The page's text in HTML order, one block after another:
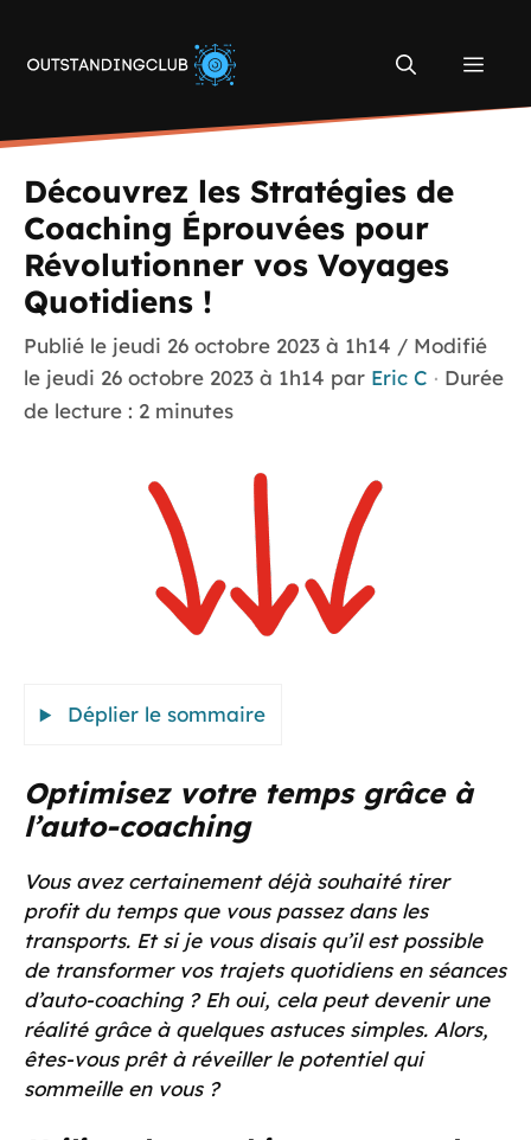
contenu
Découvrez les Stratégies de
Coaching Éprouvées pour
Révolutionner vos Voyages
Quotidiens !
Publié le jeudi 26 octobre 2023 à 1h14 / Modifié
le jeudi 26 octobre 2023 à 1h14 par Eric C · Durée
de lecture : 2 minutes
Déplier le sommaire
Optimisez votre temps grâce à
l’auto-coaching
Vous avez certainement déjà souhaité tirer
profit du temps que vous passez dans les
transports. Et si je vous disais qu’il est possible
de transformer vos trajets quotidiens en séances
d’auto-coaching ? Eh oui, cela peut devenir une
réalité grâce à quelques astuces simples. Alors,
êtes-vous prêt à réveiller le potentiel qui
sommeille en vous ?